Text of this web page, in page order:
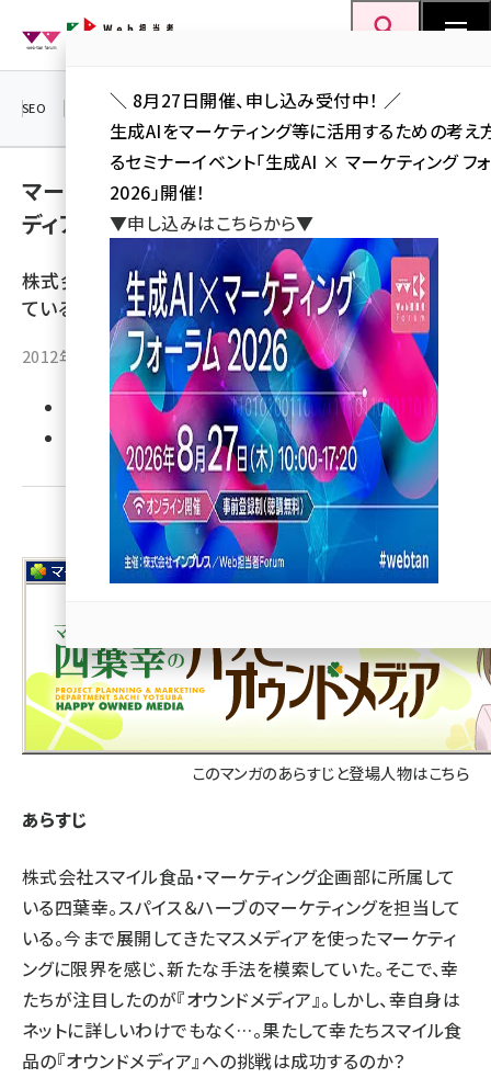
ン
seo (3526)
ai (2807)
youtube (2434)
note (2312)
セミナー (2307)
z世代 (1622)
meo (1275)
llmo (1163)
SEO マーケティング／広告 AI SNS アクセス解析／データ分析
マーケ企画部 四葉幸のハッピーオウンドメ
ディア
株式会社スマイル食品・マーケティング企画部に所属し
ている四葉幸のオウンドメディアストーリー。
2012年12月10日 9:55
優先するニュース提供元に追加
このマンガのあらすじと登場人物はこちら
あらすじ
株式会社スマイル食品・マーケティング企画部に所属して
いる四葉幸。スパイス＆ハーブのマーケティングを担当して
いる。今まで展開してきたマスメディアを使ったマーケティ
ングに限界を感じ、新たな手法を模索していた。そこで、幸
たちが注目したのが『オウンドメディア』。しかし、幸自身は
ネットに詳しいわけでもなく…。果たして幸たちスマイル食
品の『オウンドメディア』への挑戦は成功するのか？
＼ 8月27日開催、申し込み受付中！ ／
生成AIをマーケティング等に活用するための考え
るセミナーイベント「生成AI × マーケティング フ
2026」開催！
▼申し込みはこちらから▼